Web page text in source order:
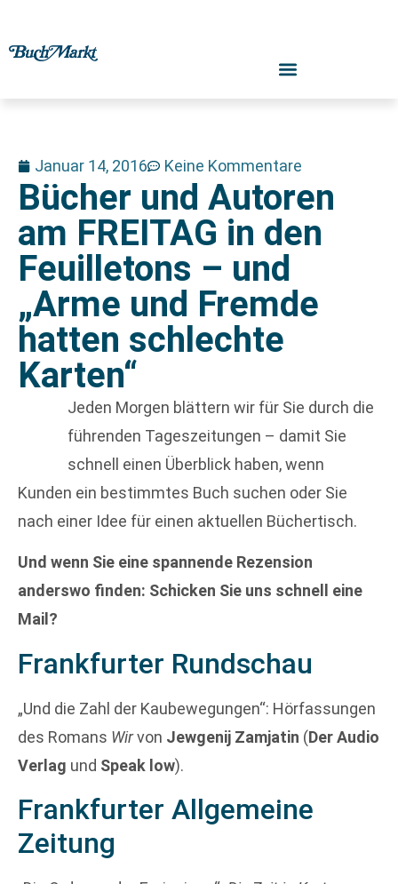
Januar 14, 2016 Keine Kommentare
Bücher und Autoren
am FREITAG in den
Feuilletons – und
„Arme und Fremde
hatten schlechte
Karten“
Jeden Morgen blättern wir für Sie durch die
führenden Tageszeitungen – damit Sie
schnell einen Überblick haben, wenn
Kunden ein bestimmtes Buch suchen oder Sie
nach einer Idee für einen aktuellen Büchertisch.
Und wenn Sie eine spannende Rezension
anderswo finden: Schicken Sie uns schnell eine
Mail?
Frankfurter Rundschau
„Und die Zahl der Kaubewegungen“: Hörfassungen
des Romans Wirvon Jewgenij Zamjatin (Der Audio
Verlag und Speak low).
Frankfurter Allgemeine
Zeitung